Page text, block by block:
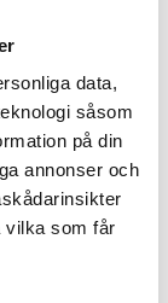
data,
såsom
på din
annonser och
vilka som får
3
Pivot